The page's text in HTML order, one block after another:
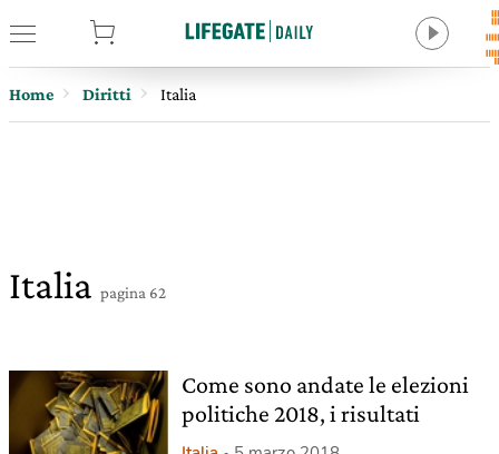
Home Diritti Italia
Italia pagina 62
Come sono andate le elezioni
politiche 2018, i risultati